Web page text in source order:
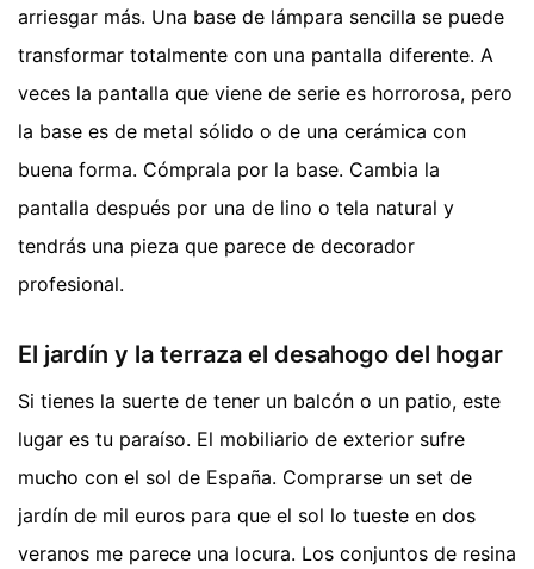
arriesgar más. Una base de lámpara sencilla se puede
transformar totalmente con una pantalla diferente. A
veces la pantalla que viene de serie es horrorosa, pero
la base es de metal sólido o de una cerámica con
buena forma. Cómprala por la base. Cambia la
pantalla después por una de lino o tela natural y
tendrás una pieza que parece de decorador
profesional.
El jardín y la terraza el desahogo del hogar
Si tienes la suerte de tener un balcón o un patio, este
lugar es tu paraíso. El mobiliario de exterior sufre
mucho con el sol de España. Comprarse un set de
jardín de mil euros para que el sol lo tueste en dos
veranos me parece una locura. Los conjuntos de resina